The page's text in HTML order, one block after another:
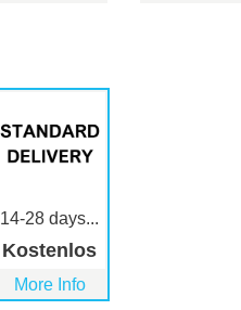
14-28 days...
Kostenlos
More Info